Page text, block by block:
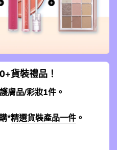
貨裝禮品！
膚品/彩妝1件。
*精選貨裝產品一件 。